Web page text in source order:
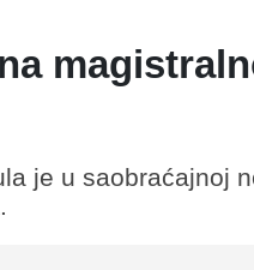
je u saobraćajnoj